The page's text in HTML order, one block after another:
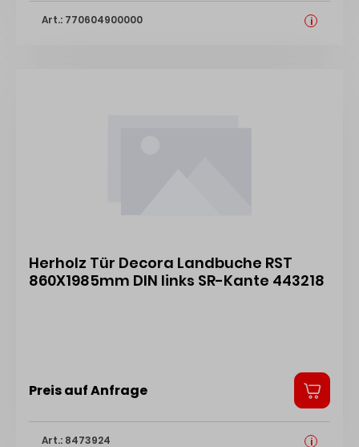
Art.: 770604900000 i
Herholz Tür Decora Landbuche RST
860X1985mm DIN links SR-Kante 443218
Preis auf Anfrage
Art.: 8473924 i